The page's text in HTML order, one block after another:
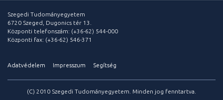
Szegedi Tudományegyetem
6720 Szeged, Dugonics tér 13.
Központi telefonszám: (+36-62) 544-000
Központi fax: (+36-62) 546-371
Adatvédelem Impresszum Segítség
(C) 2010 Szegedi Tudományegyetem. Minden jog fenntartva.